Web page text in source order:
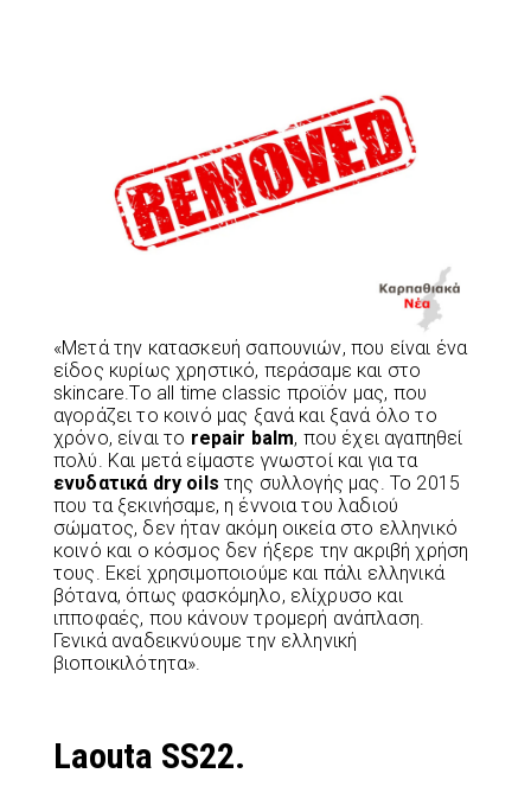
«Μετά την κατασκευή σαπουνιών, που είναι ένα
είδος κυρίως χρηστικό, περάσαμε και στο
skincare.Το all time classic προϊόν μας, που
αγοράζει το κοινό μας ξανά και ξανά όλο το
χρόνο, είναι το repair balm, που έχει αγαπηθεί
πολύ. Και μετά είμαστε γνωστοί και για τα
ενυδατικά dry oils της συλλογής μας. Το 2015
που τα ξεκινήσαμε, η έννοια του λαδιού
σώματος, δεν ήταν ακόμη οικεία στο ελληνικό
κοινό και ο κόσμος δεν ήξερε την ακριβή χρήση
τους. Εκεί χρησιμοποιούμε και πάλι ελληνικά
βότανα, όπως φασκόμηλο, ελίχρυσο και
ιπποφαές, που κάνουν τρομερή ανάπλαση.
Γενικά αναδεικνύουμε την ελληνική
βιοποικιλότητα».
Laouta SS22.